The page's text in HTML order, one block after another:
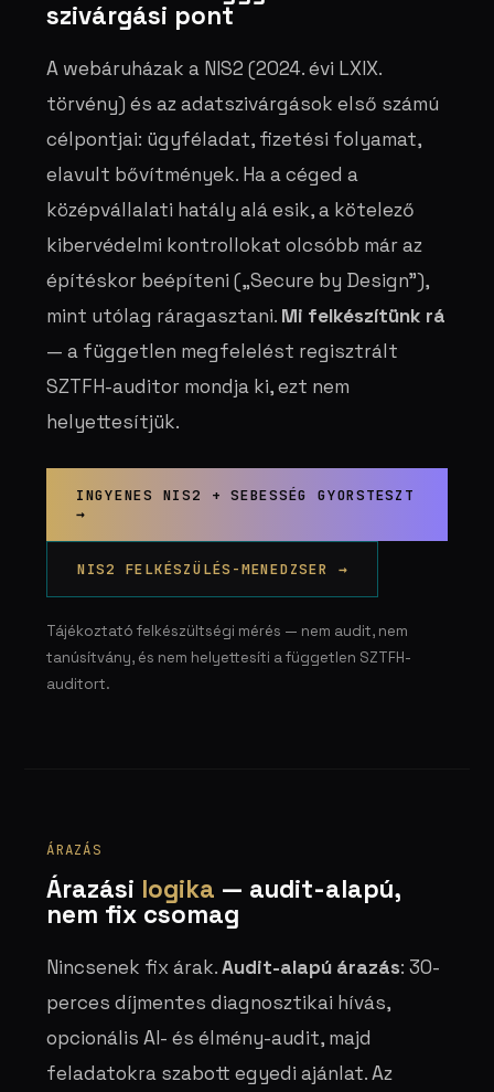
szivárgási pont
A webáruházak a NIS2 (2024. évi LXIX.
törvény) és az adatszivárgások első számú
célpontjai: ügyféladat, fizetési folyamat,
elavult bővítmények. Ha a céged a
középvállalati hatály alá esik, a kötelező
kibervédelmi kontrollokat olcsóbb már az
építéskor beépíteni („Secure by Design”),
mint utólag ráragasztani. Mi felkészítünk rá
— a független megfelelést regisztrált
SZTFH-auditor mondja ki, ezt nem
helyettesítjük.
INGYENES NIS2 + SEBESSÉG GYORSTESZT
→
NIS2 FELKÉSZÜLÉS-MENEDZSER →
Tájékoztató felkészültségi mérés — nem audit, nem
tanúsítvány, és nem helyettesíti a független SZTFH-
auditort.
ÁRAZÁS
Árazási logika — audit-alapú,
nem fix csomag
Nincsenek fix árak.Audit-alapú árazás: 30-
perces díjmentes diagnosztikai hívás,
opcionális AI- és élmény-audit, majd
feladatokra szabott egyedi ajánlat. Az